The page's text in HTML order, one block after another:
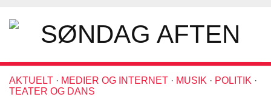
AKTUELT · MEDIER OG INTERNET · MUSIK · POLITIK ·
TEATER OG DANS